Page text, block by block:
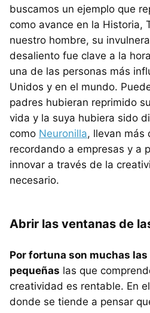
buscamos un ejemplo que
como avance en la Historia,
nuestro hombre, su
desaliento fue clave a la
una de las personas más
Unidos y en el mundo.
padres hubieran reprimido
vida y la suya hubiera sido
como Neuronilla, llevan más
recordando a empresas y a
innovar a través de la
necesario.
Abrir las ventanas de
Por fortuna son muchas
pequeñas las que
creatividad es rentable. En
donde se tiende a pensar